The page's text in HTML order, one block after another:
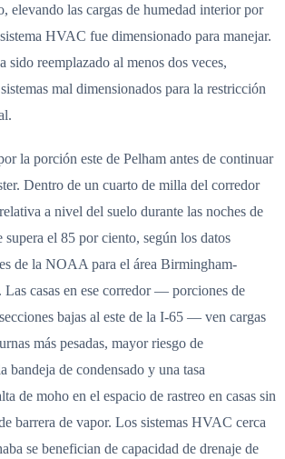
elevando las cargas de humedad interior por
HVAC fue dimensionado para manejar.
sido reemplazado al menos dos veces,
mal dimensionados para la restricción
la porción este de Pelham antes de continuar
Dentro de un cuarto de milla del corredor
a nivel del suelo durante las noches de
supera el 85 por ciento, según los datos
de la NOAA para el área Birmingham-
Las casas en ese corredor — porciones de
bajas al este de la I-65 — ven cargas
más pesadas, mayor riesgo de
bandeja de condensado y una tasa
de moho en el espacio de rastreo en casas sin
barrera de vapor. Los sistemas HVAC cerca
se benefician de capacidad de drenaje de